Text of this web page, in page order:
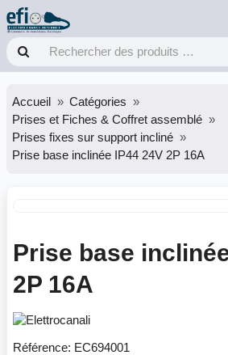
Accueil
Catégories
Prises et Fiches & Coffret assemblé
Prises fixes sur support incliné
Prise base inclinée IP44 24V 2P 16A
Prise base
2P 16A
Référence: EC694001